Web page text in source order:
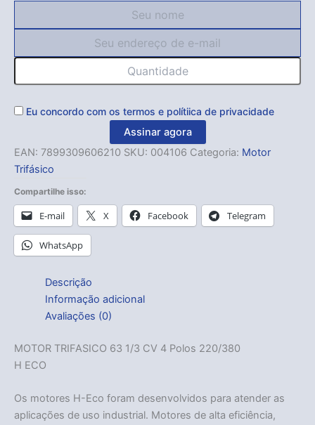
Eu concordo com os termos e polítiica de privacidade
Assinar agora
EAN: 7899309606210 SKU: 004106 Categoria: Motor
Trifásico
Compartilhe isso:
E-mail X Facebook Telegram
WhatsApp
Descrição
Informação adicional
Avaliações (0)
MOTOR TRIFASICO 63 1/3 CV 4 Polos 220/380
H ECO
Os motores H-Eco foram desenvolvidos para atender as
aplicações de uso industrial. Motores de alta eficiência,